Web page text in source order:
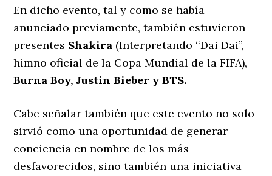
En dicho evento, tal y como se había
anunciado previamente, también estuvieron
presentes Shakira (Interpretando ‘‘Dai Dai’’,
himno oficial de la Copa Mundial de la FIFA),
Burna Boy, Justin Bieber y BTS.
Cabe señalar también que este evento no solo
sirvió como una oportunidad de generar
conciencia en nombre de los más
desfavorecidos, sino también una iniciativa